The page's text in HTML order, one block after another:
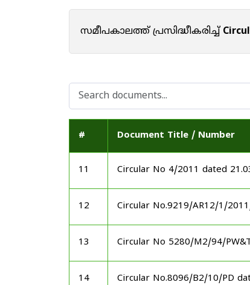
സമീപകാലത്ത് പ്രസിദ്ധീകരിച്ച്
# Document Title / Number
11 Circular No 4/2011 dated
12 Circular No.9219/AR12/1/
13 Circular No 5280/M2/94/
14 Circular No.8096/B2/10/PD